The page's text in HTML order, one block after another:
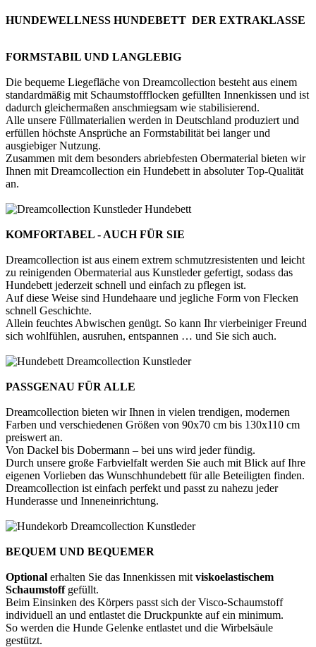
HUNDEWELLNESS HUNDEBETT DER EXTRAKLASSE
FORMSTABIL UND LANGLEBIG
Die bequeme Liegefläche von Dreamcollection besteht aus einem
standardmäßig mit Schaumstoffflocken gefüllten Innenkissen und ist
dadurch gleichermaßen anschmiegsam wie stabilisierend.
Alle unsere Füllmaterialien werden in Deutschland produziert und
erfüllen höchste Ansprüche an Formstabilität bei langer und
ausgiebiger Nutzung.
Zusammen mit dem besonders abriebfesten Obermaterial bieten wir
Ihnen mit Dreamcollection ein Hundebett in absoluter Top-Qualität
an.
KOMFORTABEL - AUCH FÜR SIE
Dreamcollection ist aus einem extrem schmutzresistenten und leicht
zu reinigenden Obermaterial aus Kunstleder gefertigt, sodass das
Hundebett jederzeit schnell und einfach zu pflegen ist.
Auf diese Weise sind Hundehaare und jegliche Form von Flecken
schnell Geschichte.
Allein feuchtes Abwischen genügt. So kann Ihr vierbeiniger Freund
sich wohlfühlen, ausruhen, entspannen … und Sie sich auch.
PASSGENAU FÜR ALLE
Dreamcollection bieten wir Ihnen in vielen trendigen, modernen
Farben und verschiedenen Größen von 90x70 cm bis 130x110 cm
preiswert an.
Von Dackel bis Dobermann – bei uns wird jeder fündig.
Durch unsere große Farbvielfalt werden Sie auch mit Blick auf Ihre
eigenen Vorlieben das Wunschhundebett für alle Beteiligten finden.
Dreamcollection ist einfach perfekt und passt zu nahezu jeder
Hunderasse und Inneneinrichtung.
BEQUEM UND BEQUEMER
Optional erhalten Sie das Innenkissen mit viskoelastischem
Schaumstoffgefüllt.
Beim Einsinken des Körpers passt sich der Visco-Schaumstoff
individuell an und entlastet die Druckpunkte auf ein minimum.
So werden die Hunde Gelenke entlastet und die Wirbelsäule
gestützt.